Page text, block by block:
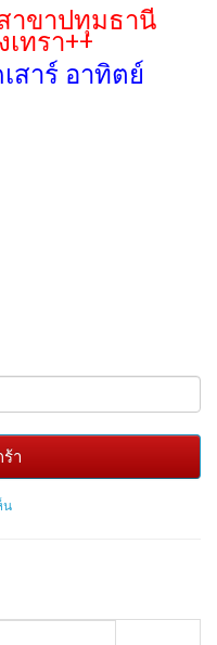
าขาปทุมธานี
ทรา++
สาร์ อาทิตย์
า
น